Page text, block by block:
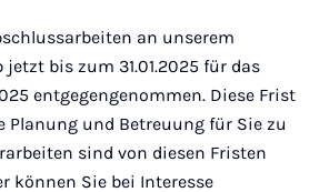
an unserem
bis zum 31.01.2025 für das
entgegengenommen. Diese Frist
Planung und Betreuung für Sie zu
sind von diesen Fristen
können Sie bei Interesse